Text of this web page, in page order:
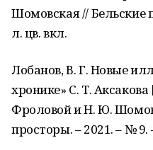
Шомовская // Бельские
л. цв. вкл.
Лобанов, В. Г. Новые
хронике» С. Т.
Фроловой и Н. Ю.
просторы. – 2021. – № 9.